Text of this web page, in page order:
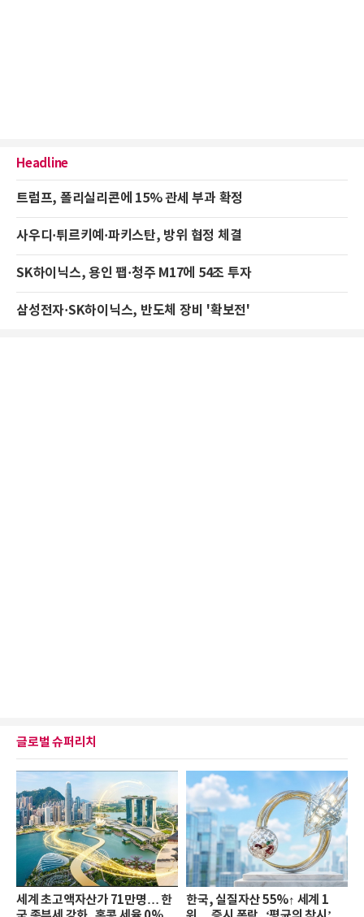
Headline
트럼프, 폴리실리콘에 15% 관세 부과 확정
사우디·튀르키예·파키스탄, 방위 협정 체결
SK하이닉스, 용인 팹·청주 M17에 54조 투자
삼성전자·SK하이닉스, 반도체 장비 '확보전'
글로벌 슈퍼리치
세계 초고액자산가 71만명… 한
한국, 실질자산 55%↑ 세계 1